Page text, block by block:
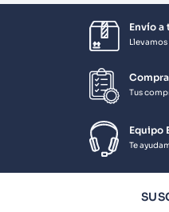
Envío a
Tus
Equipo
Te